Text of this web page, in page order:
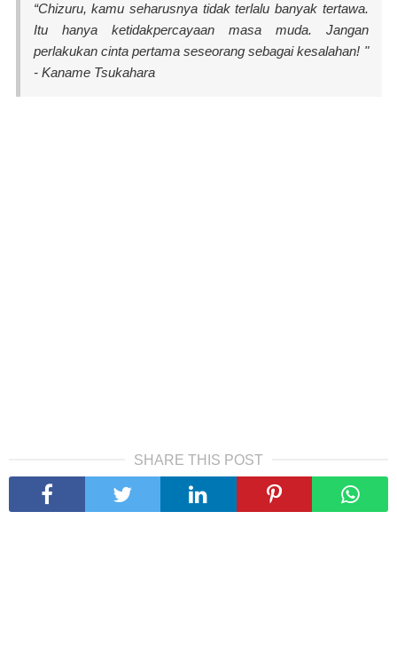
“Chizuru, kamu seharusnya tidak terlalu banyak tertawa.
Itu hanya ketidakpercayaan masa muda. Jangan
perlakukan cinta pertama seseorang sebagai kesalahan! "
- Kaname Tsukahara
SHARE THIS POST